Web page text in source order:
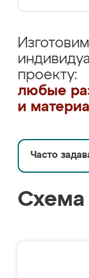
проекту:
любые
и
Часто
Схема